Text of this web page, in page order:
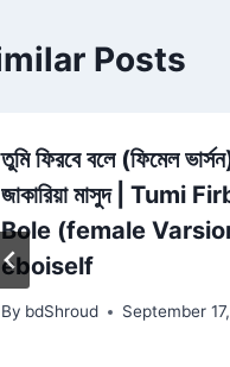
Posts
তুমি ফিরবে বলে (ফিমেল
জাকারিয়া মাসুদ | Tumi
Bole (female
eboiself
By bdShroud September